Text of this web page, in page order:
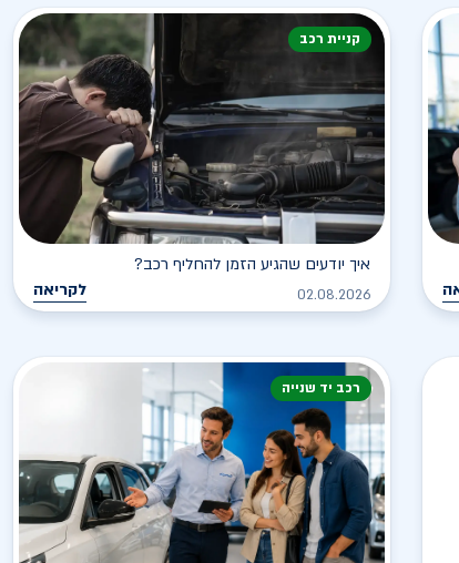
קניית רכב
איך יודעים שהגיע הזמן להחליף רכב?
02.08.2026 לקריאה
רכב יד שנייה